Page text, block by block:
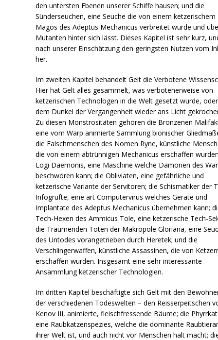
den untersten Ebenen unserer Schiffe hausen; und die
Sünderseuchen, eine Seuche die von einem ketzerischem
Magos des Adeptus Mechanicus verbreitet wurde und
Mutanten hinter sich lässt. Dieses Kapitel ist sehr kurz,
nach unserer Einschätzung den geringsten Nutzen vom
her.
Im zweiten Kapitel behandelt Gelt die Verbotene
Hier hat Gelt alles gesammelt, was verbotenerweise von
ketzerischen Technologen in die Welt gesetzt wurde,
dem Dunkel der Vergangenheit wieder ans Licht
Zu diesen Monstrositäten gehören die Bronzenen
eine vom Warp animierte Sammlung bionischer
die Falschmenschen des Nomen Ryne, künstliche
die von einem abtrünnigen Mechanicus erschaffen
Logi Daemonis, eine Maschine welche Dämonen des
beschwören kann; die Obliviaten, eine gefährliche und
ketzerische Variante der Servitoren; die Schismatiker der
Infogrüfte, eine art Computervirus welches Geräte und
Implantate des Adeptus Mechanicus übernehmen kann;
Tech-Hexen des Ammicus Tole, eine ketzerische Tech-
die Träumenden Toten der Makropole Gloriana, eine
des Untodes vorangetrieben durch Heretek; und die
Verschlingerwaffen, künstliche Assassinen, die von
erschaffen wurden. Insgesamt eine sehr interessante
Ansammlung ketzerischer Technologien.
Im dritten Kapitel beschäftigte sich Gelt mit den
der verschiedenen Todeswelten – den Reisserpeitschen
Kenov III, animierte, fleischfressende Bäume; die
eine Raubkatzenspezies, welche die dominante
ihrer Welt ist, und auch nicht vor Menschen halt macht;